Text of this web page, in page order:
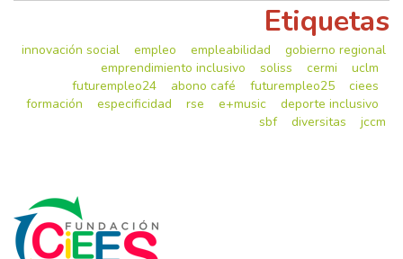
Etiquetas
innovación social empleo empleabilidad
gobierno regional
emprendimiento inclusivo
soliss cermi
uclm
futurempleo24
abono café futurempleo25
ciees
formación
especificidad rse e+music
deporte inclusivo
sbf
diversitas jccm